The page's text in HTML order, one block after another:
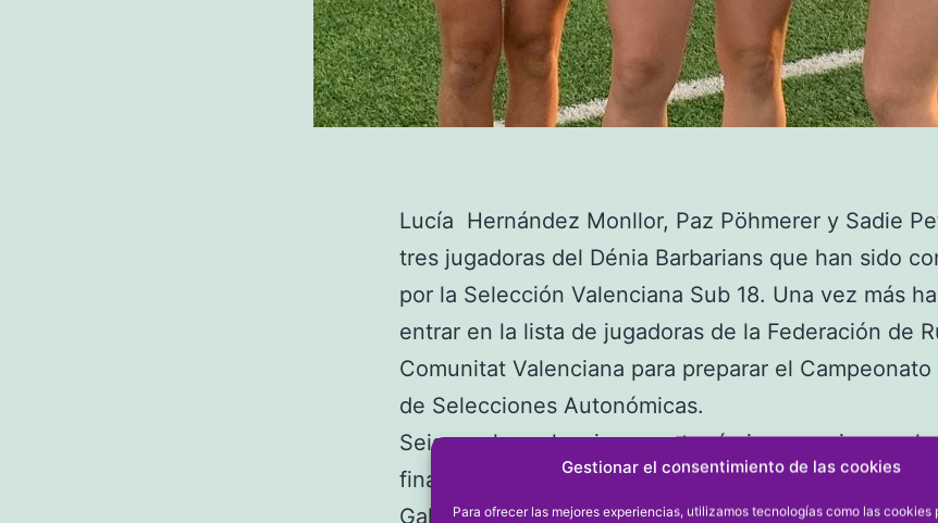
Gestionar el consentimiento de las cookies
Para ofrecer las mejores experiencias, utilizamos tecnologías como las cookies
Lucía Hernández Monllor, Paz Pöhmerer y Sadie
tres jugadoras del Dénia Barbarians que han sido
por la Selección Valenciana Sub 18. Una vez más
entrar en la lista de jugadoras de la Federación de
Comunitat Valenciana para preparar el Campeonato
de Selecciones Autonómicas.
Seis son las selecciones autonómicas que juegan
finales del nacional. Por un lado jugaran un
Galicia, Comunitat Valenciana y Andalucía, y por